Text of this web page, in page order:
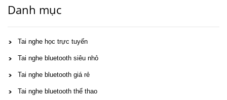
Danh mục
Tai nghe học trực tuyến
Tai nghe bluetooth siêu nhỏ
Tai nghe bluetooth giá rẻ
Tai nghe bluetooth thể thao